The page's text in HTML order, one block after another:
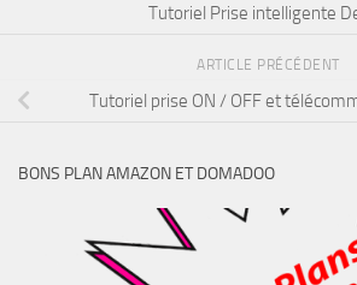
Tutoriel Prise intelligente
ARTICLE PRÉCÉDENT
Tutoriel prise ON / OFF et
BONS PLAN AMAZON ET DOMADOO